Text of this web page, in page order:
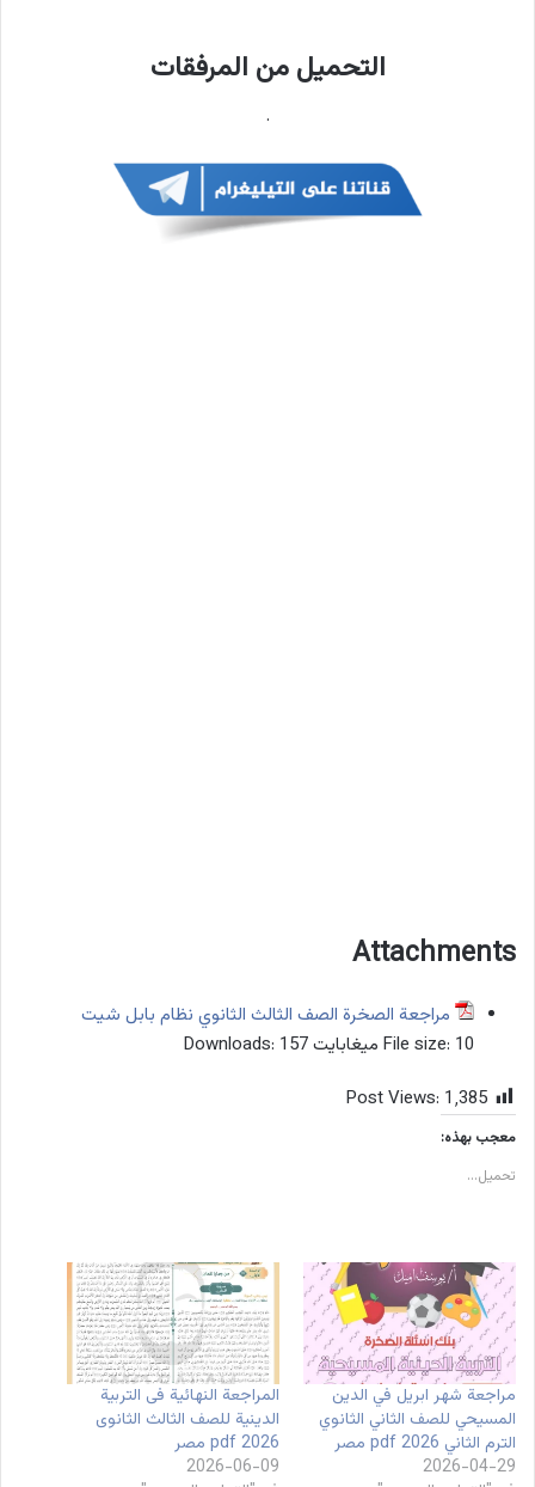
التحميل من المرفقات
.
Attachments
مراجعة الصخرة الصف الثالث الثانوي نظام بابل شيت
File size: 10 ميغابايت Downloads: 157
Post Views: 1٬385
معجب بهذه:
تحميل...
مراجعة شهر ابريل في الدين
المسيحي للصف الثاني الثانوي
الترم الثاني 2026 pdf مصر
2026-04-29
المراجعة النهائية فى التربية
الدينية للصف الثالث الثانوى
2026 pdf مصر
2026-06-09